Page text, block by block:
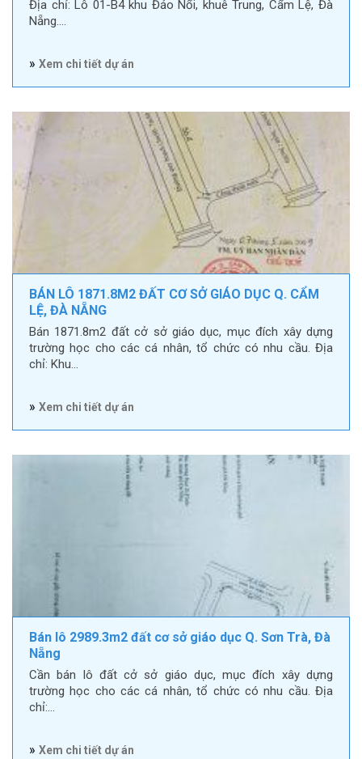
Địa chỉ: Lô 01-B4 khu Đảo Nổi, khuê Trung, Cẩm Lệ, Đà
Nẵng.…
» Xem chi tiết dự án
BÁN LÔ 1871.8M2 ĐẤT CƠ SỞ GIÁO DỤC Q. CẨM
LỆ, ĐÀ NẴNG
Bán 1871.8m2 đất cở sở giáo dục, mục đích xây dựng
trường học cho các cá nhân, tổ chức có nhu cầu. Địa
chỉ: Khu…
» Xem chi tiết dự án
Bán lô 2989.3m2 đất cơ sở giáo dục Q. Sơn Trà, Đà
Nẵng
Cần bán lô đất cở sở giáo dục, mục đích xây dựng
trường học cho các cá nhân, tổ chức có nhu cầu. Địa
chỉ:…
» Xem chi tiết dự án